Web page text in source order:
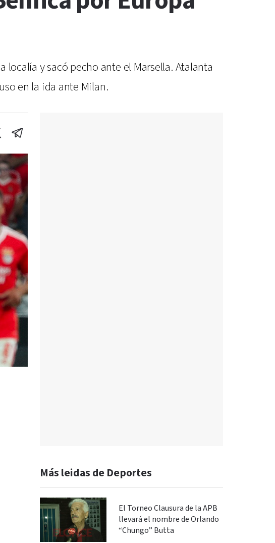
y sacó pecho ante el Marsella. Atalanta
en la ida ante Milan.
Más leidas de Deportes
El Torneo Clausura de la APB
llevará el nombre de Orlando
“Chungo” Butta